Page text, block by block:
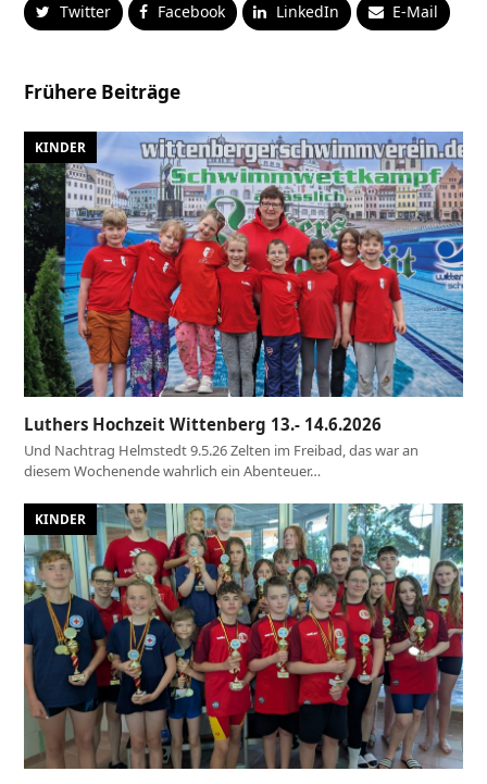
Twitter Facebook LinkedIn E-Mail
Frühere Beiträge
KINDER
Luthers Hochzeit Wittenberg 13.- 14.6.2026
Und Nachtrag Helmstedt 9.5.26 Zelten im Freibad, das war an
diesem Wochenende wahrlich ein Abenteuer…
KINDER